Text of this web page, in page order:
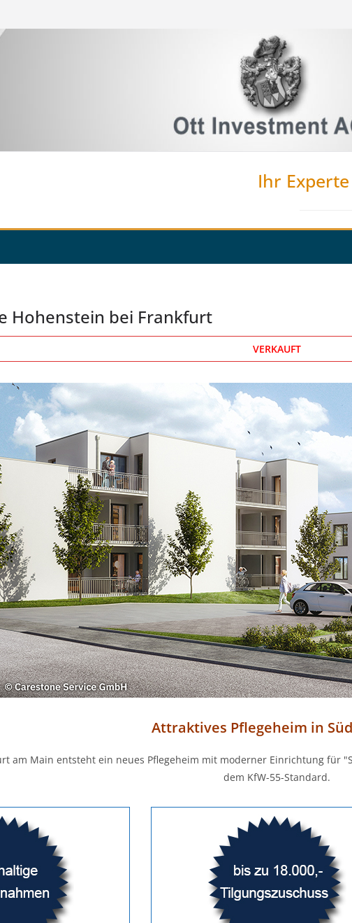
Ihr
Hohenstein bei Frankfurt
VERKAUFT
Attraktives Pflegeheim in
am Main entsteht ein neues Pflegeheim mit moderner Einrichtung für
dem KfW-55-Standard.